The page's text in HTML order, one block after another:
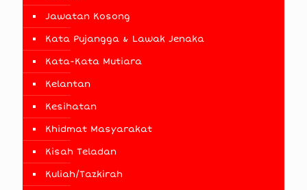
Jawatan Kosong
Kata Pujangga & Lawak Jenaka
Kata-Kata Mutiara
Kelantan
Kesihatan
Khidmat Masyarakat
Kisah Teladan
Kuliah/Tazkirah